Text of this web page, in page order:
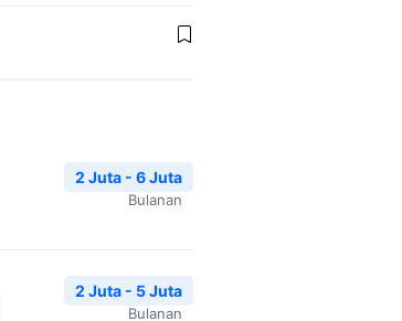
2 Juta - 6 Juta
Bulanan
2 Juta - 5 Juta
Bulanan